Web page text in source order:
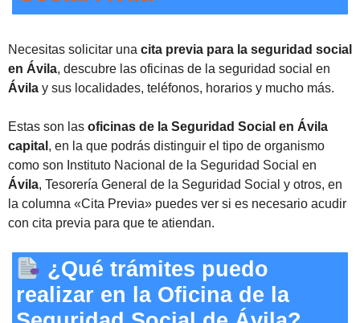
Necesitas solicitar una cita previa para la seguridad social
en Ávila, descubre las oficinas de la seguridad social en
Ávila y sus localidades, teléfonos, horarios y mucho más.
Estas son las oficinas de la Seguridad Social en Ávila
capital , en la que podrás distinguir el tipo de organismo
como son Instituto Nacional de la Seguridad Social en
Ávila, Tesorería General de la Seguridad Social y otros, en
la columna «Cita Previa» puedes ver si es necesario acudir
con cita previa para que te atiendan.
¿Qué trámites puedo
realizar en la Oficina de la